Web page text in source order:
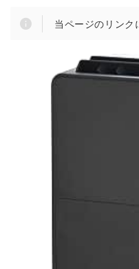
当ページのリンク